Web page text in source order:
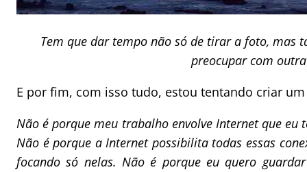
Tem que dar tempo não só de tirar a foto, mas
preocupar com
E por fim, com isso tudo, estou tentando criar
Não é porque meu trabalho envolve Internet que
Não é porque a Internet possibilita todas essas
focando só nelas. Não é porque eu quero